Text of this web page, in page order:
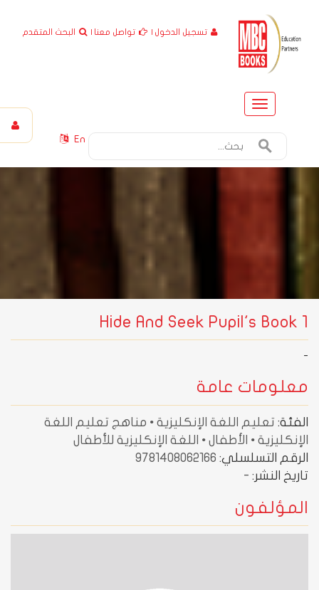
| البحث المتقدم | تواصل معنا تسجيل الدخول
Toggle
navigation
En
Hide And Seek Pupil's Book 1
-
معلومات عامة
الفئة: تعليم اللغة الإنكليزية • مناهج تعليم اللغة
الإنكليزية • الأطفال • اللغة الإنكليزية للأطفال
الرقم التسلسلي: 9781408062166
تاريخ النشر: -
المؤلفون